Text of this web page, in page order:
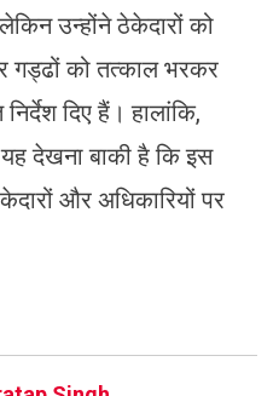
उन्होंने ठेकेदारों को
गड्ढों को तत्काल भरकर
दिए हैं। हालांकि,
यह देखना बाकी है कि इस
और अधिकारियों पर